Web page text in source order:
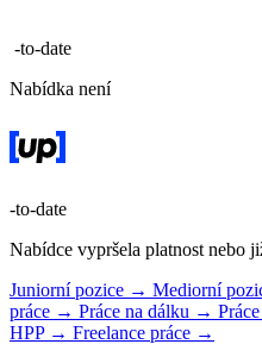
-to-date
Nabídka není
-to-date
Nabídce vypršela platnost nebo
Juniorní pozice → Mediorní
práce → Práce na dálku →
HPP → Freelance práce →